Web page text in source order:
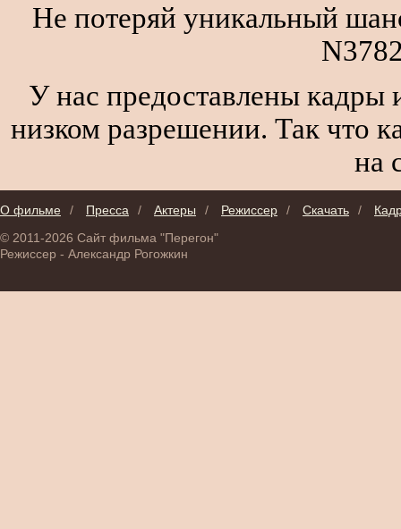
Не потеряй уникальный
У нас предоставлены кадры
низком разрешении. Так что
на
О фильме / Пресса / Актеры / Режиссер / Скачать /
© 2011-2026 Сайт фильма "Перегон"
Режиссер - Александр Рогожкин